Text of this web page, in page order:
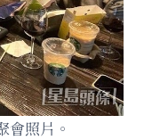
會照片。